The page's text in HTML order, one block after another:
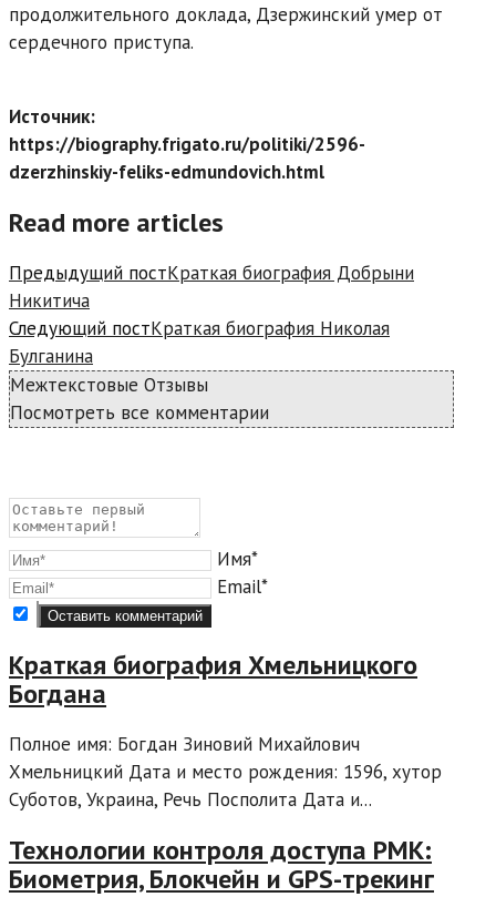
продолжительного доклада, Дзержинский умер от
сердечного приступа.
Источник:
https://biography.frigato.ru/politiki/2596-
dzerzhinskiy-feliks-edmundovich.html
Read more articles
Предыдущий постКраткая биография Добрыни
Никитича
Следующий постКраткая биография Николая
Булганина
Межтекстовые Отзывы
Посмотреть все комментарии
Имя*
Email*
Краткая биография Хмельницкого
Богдана
Полное имя: Богдан Зиновий Михайлович
Хмельницкий Дата и место рождения: 1596, хутор
Суботов, Украина, Речь Посполита Дата и...
Технологии контроля доступа РМК:
Биометрия, Блокчейн и GPS-трекинг